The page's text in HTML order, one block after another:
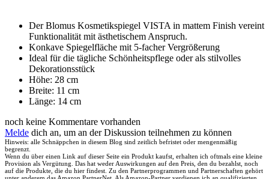
Der Blomus Kosmetikspiegel VISTA in mattem Finish vereint
Funktionalität mit ästhetischem Anspruch.
Konkave Spiegelfläche mit 5-facher Vergrößerung
Ideal für die tägliche Schönheitspflege oder als stilvolles
Dekorationsstück
Höhe: 28 cm
Breite: 11 cm
Länge: 14 cm
noch keine Kommentare vorhanden
Melde dich an, um an der Diskussion teilnehmen zu können
Hinweis: alle Schnäppchen in diesem Blog sind zeitlich befristet oder mengenmäßig
begrenzt.
Wenn du über einen Link auf dieser Seite ein Produkt kaufst, erhalten ich oftmals eine kleine
Provision als Vergütung. Das hat weder Auswirkungen auf den Preis, den du bezahlst, noch
auf die Produkte, die du hier findest. Zu den Partnerprogrammen und Partnerschaften gehört